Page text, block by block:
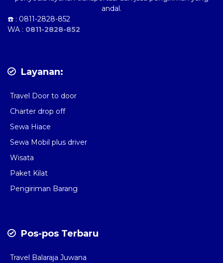
andal.
☎️ : 0811-2828-852
WA : 0811-2828-852
Layanan:
Travel Door to door
Charter drop off
Sewa Hiace
Sewa Mobil plus driver
Wisata
Paket Kilat
Pengiriman Barang
Pos-pos Terbaru
Travel Balaraja Juwana